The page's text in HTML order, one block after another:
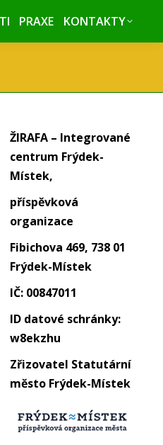
PRAXE KONTAKTY
ŽIRAFA – Integrované
centrum Frýdek-
Místek,
příspěvková
organizace
Fibichova 469, 738 01
Frýdek-Místek
IČ: 00847011
ID datové schránky:
w8ekzhu
Zřizovatel Statutární
město Frýdek-Místek
PRAXE KONTAKTY